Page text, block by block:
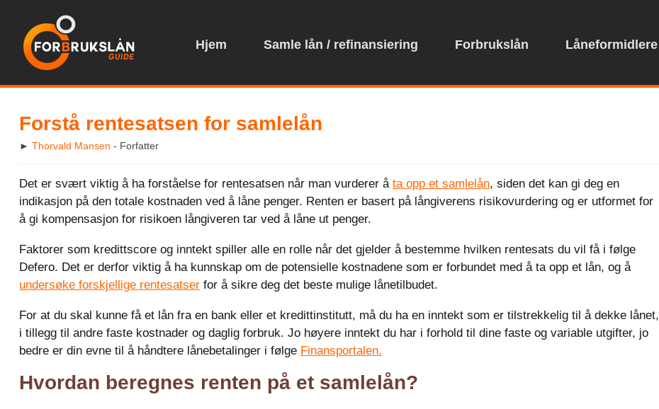
Hjem Samle lån / refinansiering Forbrukslån Låneformidlere
Forstå rentesatsen for samlelån
► Thorvald Mansen - Forfatter
Det er svært viktig å ha forståelse for rentesatsen når man vurderer å ta opp et samlelån, siden det kan gi deg en
indikasjon på den totale kostnaden ved å låne penger. Renten er basert på långiverens risikovurdering og er utformet for
å gi kompensasjon for risikoen långiveren tar ved å låne ut penger.
Faktorer som kredittscore og inntekt spiller alle en rolle når det gjelder å bestemme hvilken rentesats du vil få i følge
Defero. Det er derfor viktig å ha kunnskap om de potensielle kostnadene som er forbundet med å ta opp et lån, og å
undersøke forskjellige rentesatser for å sikre deg det beste mulige lånetilbudet.
For at du skal kunne få et lån fra en bank eller et kredittinstitutt, må du ha en inntekt som er tilstrekkelig til å dekke lånet,
i tillegg til andre faste kostnader og daglig forbruk. Jo høyere inntekt du har i forhold til dine faste og variable utgifter, jo
bedre er din evne til å håndtere lånebetalinger i følge Finansportalen.
Hvordan beregnes renten på et samlelån?